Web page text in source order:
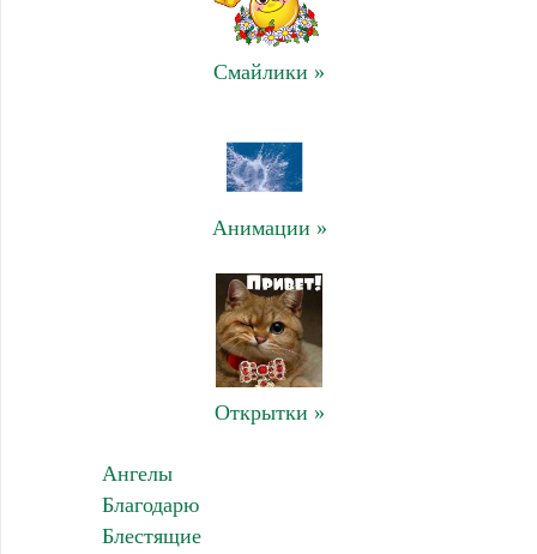
Смайлики »
Анимации »
Открытки »
Ангелы
Благодарю
Блестящие